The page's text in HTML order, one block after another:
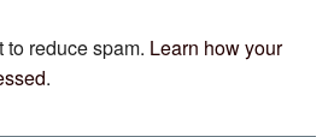
reduce spam. Learn how your
.